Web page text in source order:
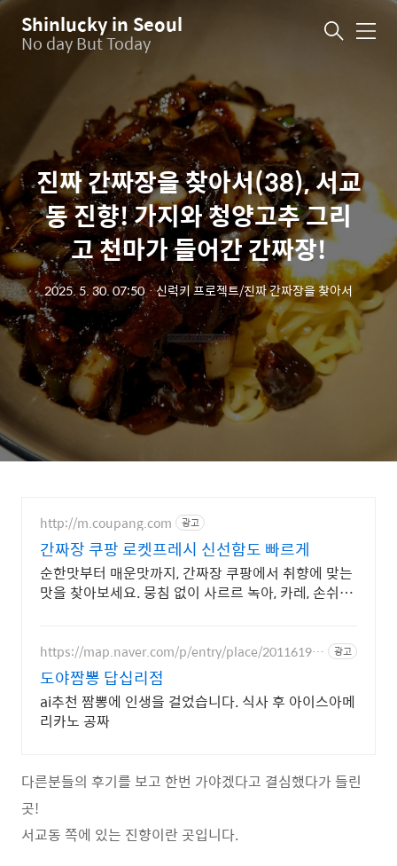
Shinlucky in Seoul
No day But Today 메
진짜 간짜장을 찾아서(38), 서교
동 진향! 가지와 청양고추 그리
고 천마가 들어간 간짜장!
2025. 5. 30. 07:50ㆍ신럭키 프로젝트/진짜 간짜장을 찾아서
http://m.coupang.com 광고
간짜장 쿠팡 로켓프레시 신선함도 빠르게
순한맛부터 매운맛까지, 간짜장 쿠팡에서 취향에 맞는
맛을 찾아보세요. 뭉침 없이 사르르 녹아, 카레, 손쉬운
https://map.naver.com/p/entry/place/20116194 광고
도야짬뽕 답십리점
ai추천 짬뽕에 인생을 걸었습니다. 식사 후 아이스아메
리카노 공짜
다른분들의 후기를 보고 한번 가야겠다고 결심했다가 들린
곳!
서교동 쪽에 있는 진향이란 곳입니다.